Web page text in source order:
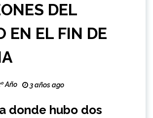
DEL
EN EL FIN DE
Año 3 años ago
donde hubo dos